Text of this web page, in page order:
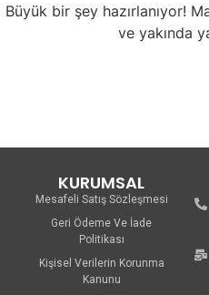
Büyük bir şey hazırlanıyor!
ve yakında
KURUMSAL
Mesafeli Satış Sözleşmesi
Geri Ödeme Ve İade
Politikası
Kişisel Verilerin Korunma
Kanunu